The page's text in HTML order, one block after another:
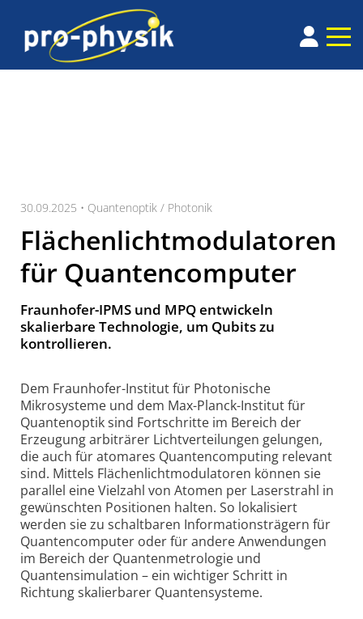
30.09.2025 • Quantenoptik / Photonik
Flächenlichtmodulatoren
für Quantencomputer
Fraunhofer-IPMS und MPQ entwickeln
skalierbare Technologie, um Qubits zu
kontrollieren.
Dem Fraunhofer-Institut für Photonische
Mikrosysteme und dem Max-Planck-Institut für
Quantenoptik sind Fortschritte im Bereich der
Erzeugung arbiträrer Lichtverteilungen gelungen,
die auch für atomares Quantencomputing relevant
sind. Mittels Flächenlichtmodulatoren können sie
parallel eine Vielzahl von Atomen per Laserstrahl in
gewünschten Positionen halten. So lokalisiert
werden sie zu schaltbaren Informationsträgern für
Quantencomputer oder für andere Anwendungen
im Bereich der Quantenmetrologie und
Quantensimulation – ein wichtiger Schritt in
Richtung skalierbarer Quantensysteme.